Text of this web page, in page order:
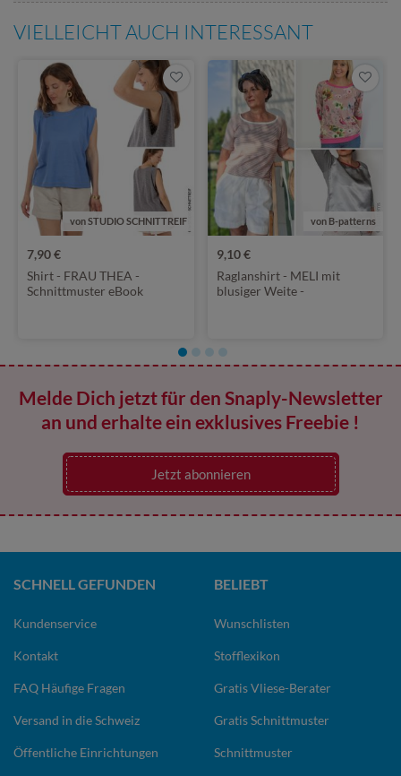
VIELLEICHT AUCH INTERESSANT
von STUDIO SCHNITTREIF
7,90 €
Shirt - FRAU THEA -
Schnittmuster eBook
von B-patterns
9,10 €
Raglanshirt - MELI mit
blusiger Weite -
Melde Dich jetzt für den Snaply-Newsletter
an und erhalte ein exklusives Freebie !
Jetzt abonnieren
SCHNELL GEFUNDEN
Kundenservice
Kontakt
FAQ Häufige Fragen
Versand in die Schweiz
Öffentliche Einrichtungen
BELIEBT
Wunschlisten
Stofflexikon
Gratis Vliese-Berater
Gratis Schnittmuster
Schnittmuster